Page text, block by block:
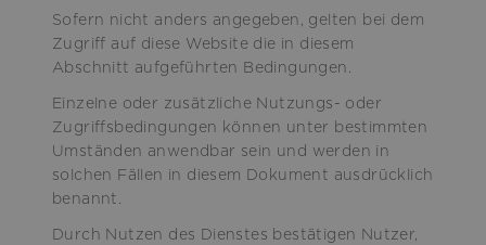
Sofern nicht anders angegeben, gelten bei dem
Zugriff auf diese Website die in diesem
Abschnitt aufgeführten Bedingungen.
Einzelne oder zusätzliche Nutzungs- oder
Zugriffsbedingungen können unter bestimmten
Umständen anwendbar sein und werden in
solchen Fällen in diesem Dokument ausdrücklich
benannt.
Durch Nutzen des Dienstes bestätigen Nutzer,